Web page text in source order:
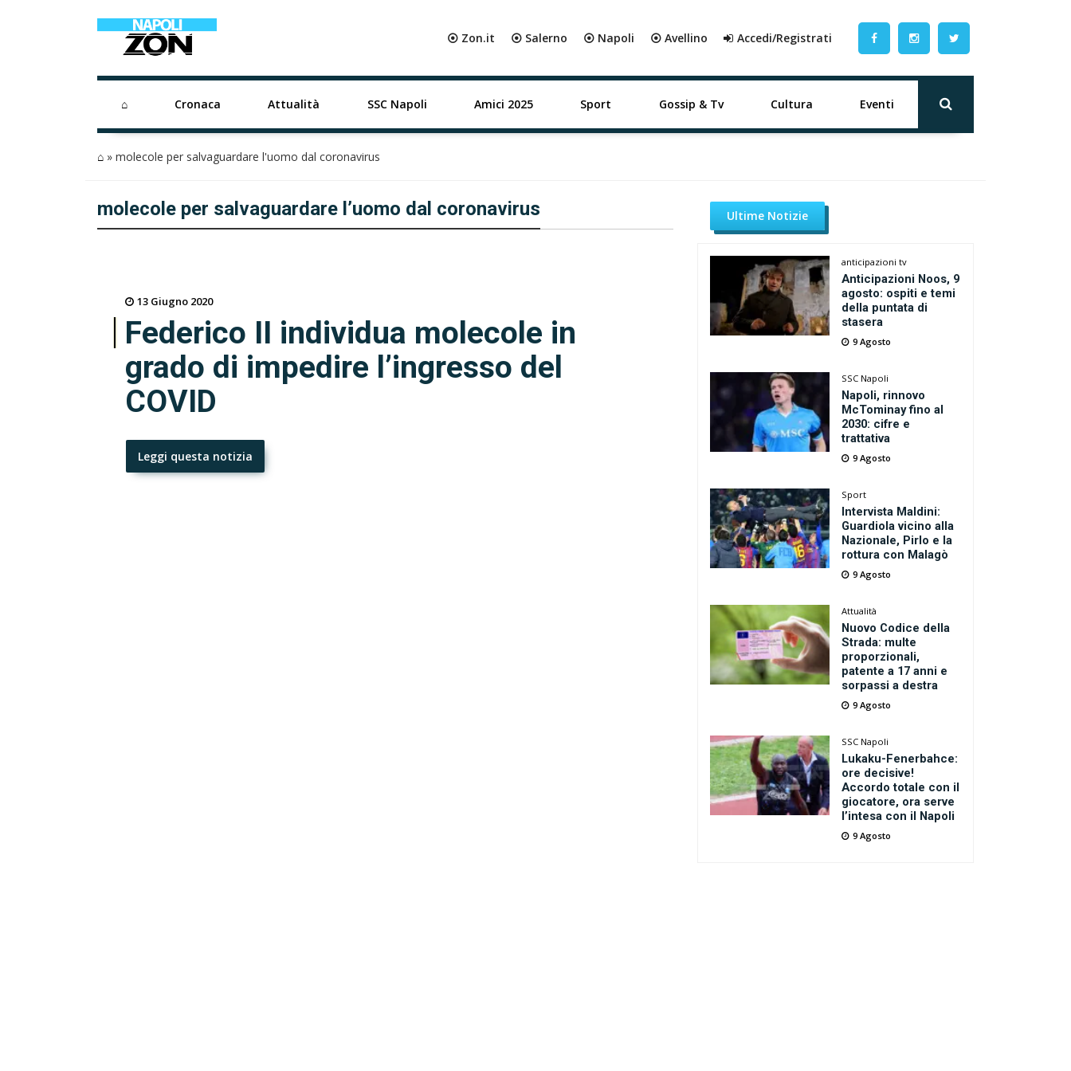
⦿ Zon.it ⦿ Salerno ⦿ Napoli ⦿ Avellino Accedi/Registrati
⌂ Cronaca Attualità SSC Napoli Amici 2025 Sport Gossip & Tv Cultura Eventi
⌂ » molecole per salvaguardare l'uomo dal coronavirus
molecole per salvaguardare l’uomo dal coronavirus
13 Giugno 2020
Federico II individua molecole in
grado di impedire l’ingresso del
COVID
Leggi questa notizia
Ultime Notizie
anticipazioni tv
Anticipazioni Noos, 9
agosto: ospiti e temi
della puntata di
stasera
9 Agosto
SSC Napoli
Napoli, rinnovo
McTominay fino al
2030: cifre e
trattativa
9 Agosto
Sport
Intervista Maldini:
Guardiola vicino alla
Nazionale, Pirlo e la
rottura con Malagò
9 Agosto
Attualità
Nuovo Codice della
Strada: multe
proporzionali,
patente a 17 anni e
sorpassi a destra
9 Agosto
SSC Napoli
Lukaku-Fenerbahce:
ore decisive!
Accordo totale con il
giocatore, ora serve
l’intesa con il Napoli
9 Agosto